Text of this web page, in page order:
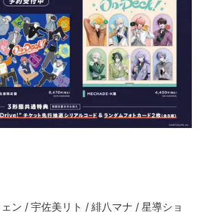
ン / 宇佐美リト / 緋八マナ / 星導ショ